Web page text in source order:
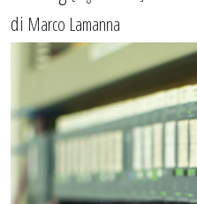
di Marco Lamanna